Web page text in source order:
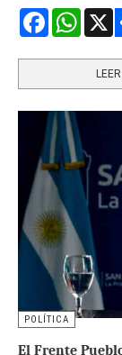
Facebook
POLÍTICA
El Frente